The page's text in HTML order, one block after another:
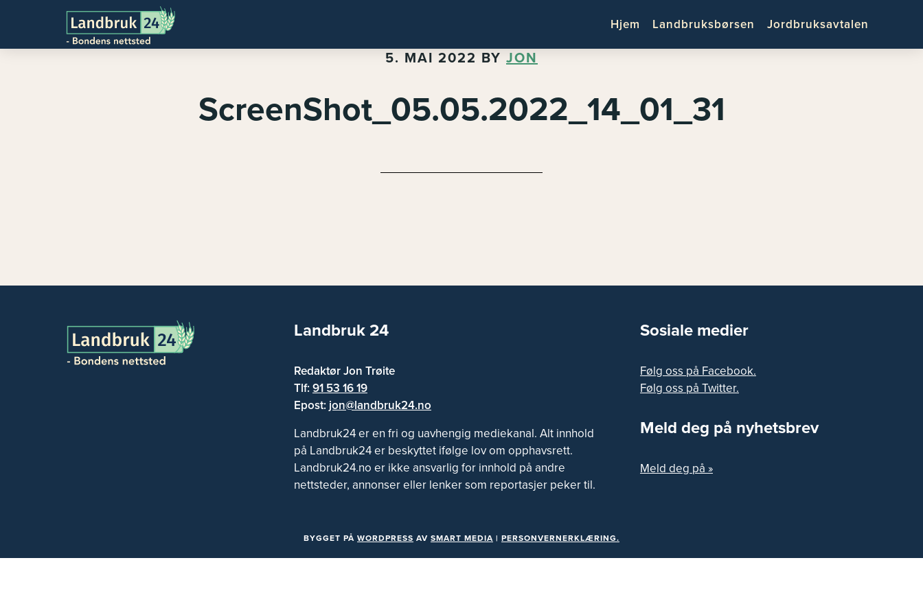
Hjem Landbruksbørsen Jordbruksavtalen
5. MAI 2022 BY JON
ScreenShot_05.05.2022_14_01_31
Landbruk 24
Redaktør Jon Trøite
Tlf:91 53 16 19
Epost: jon@landbruk24.no
Landbruk24 er en fri og uavhengig mediekanal. Alt innhold
på Landbruk24 er beskyttet ifølge lov om opphavsrett.
Landbruk24.no er ikke ansvarlig for innhold på andre
nettsteder, annonser eller lenker som reportasjer peker til.
Sosiale medier
Følg oss på Facebook.
Følg oss på Twitter.
Meld deg på nyhetsbrev
Meld deg på »
BYGGET PÅ WORDPRESS AV SMART MEDIA | PERSONVERNERKLÆRING.